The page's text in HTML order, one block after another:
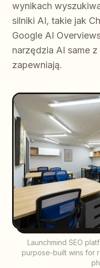
wynikach
silniki AI, takie jak
Google AI
narzędzia AI same
zapewniają.
Launchmind SEO
purpose-built wins for